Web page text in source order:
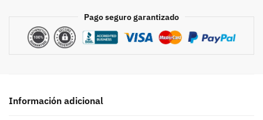
Pago seguro garantizado
Información adicional